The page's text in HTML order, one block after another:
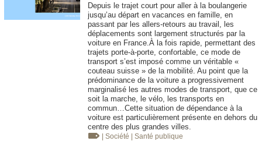
Depuis le trajet court pour aller à la boulangerie
jusqu’au départ en vacances en famille, en
passant par les allers-retours au travail, les
déplacements sont largement structurés par la
voiture en France.À la fois rapide, permettant des
trajets porte-à-porte, confortable, ce mode de
transport s’est imposé comme un véritable «
couteau suisse » de la mobilité. Au point que la
prédominance de la voiture a progressivement
marginalisé les autres modes de transport, que ce
soit la marche, le vélo, les transports en
commun…Cette situation de dépendance à la
voiture est particulièrement présente en dehors du
centre des plus grandes villes.
| Société | Santé publique